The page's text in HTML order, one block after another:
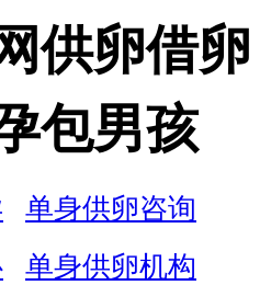
供卵借卵
包男孩
单身供卵咨询
单身供卵机构